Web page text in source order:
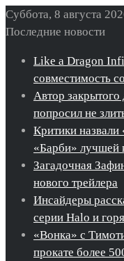
Суббота, 8 августа
Последние новости
Like a Dragon
совместимость
Автор
попросил не
Критики
«Барби» лучшей
Загадочная
нового трейлера
Инсайдеры
серии Halo и
«Вонка» с
прокате более